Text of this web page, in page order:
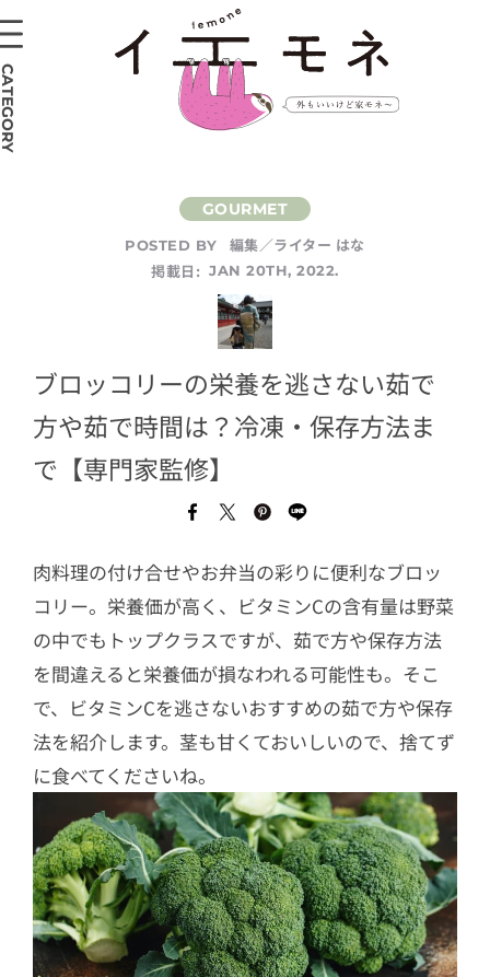
POSTED BY
編集／ライター はな
掲載日: JAN 20TH, 2022.
ブロッコリーの栄養を逃さない茹で
方や茹で時間は？冷凍・保存方法ま
で【専門家監修】
肉料理の付け合せやお弁当の彩りに便利なブロッ
コリー。栄養価が高く、ビタミンCの含有量は野菜
の中でもトップクラスですが、茹で方や保存方法
を間違えると栄養価が損なわれる可能性も。そこ
で、ビタミンCを逃さないおすすめの茹で方や保存
法を紹介します。茎も甘くておいしいので、捨てず
に食べてくださいね。